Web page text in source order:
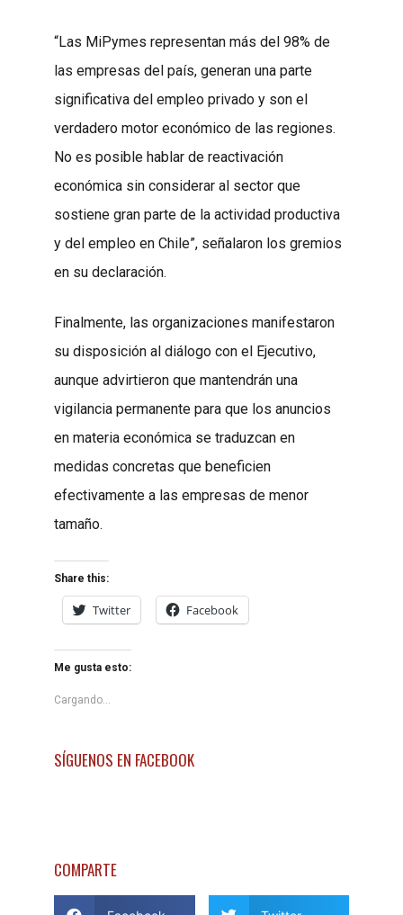
“Las MiPymes representan más del 98% de
las empresas del país, generan una parte
significativa del empleo privado y son el
verdadero motor económico de las regiones.
No es posible hablar de reactivación
económica sin considerar al sector que
sostiene gran parte de la actividad productiva
y del empleo en Chile”, señalaron los gremios
en su declaración.
Finalmente, las organizaciones manifestaron
su disposición al diálogo con el Ejecutivo,
aunque advirtieron que mantendrán una
vigilancia permanente para que los anuncios
en materia económica se traduzcan en
medidas concretas que beneficien
efectivamente a las empresas de menor
tamaño.
Share this:
Twitter Facebook
Me gusta esto:
Cargando...
SÍGUENOS EN FACEBOOK
COMPARTE